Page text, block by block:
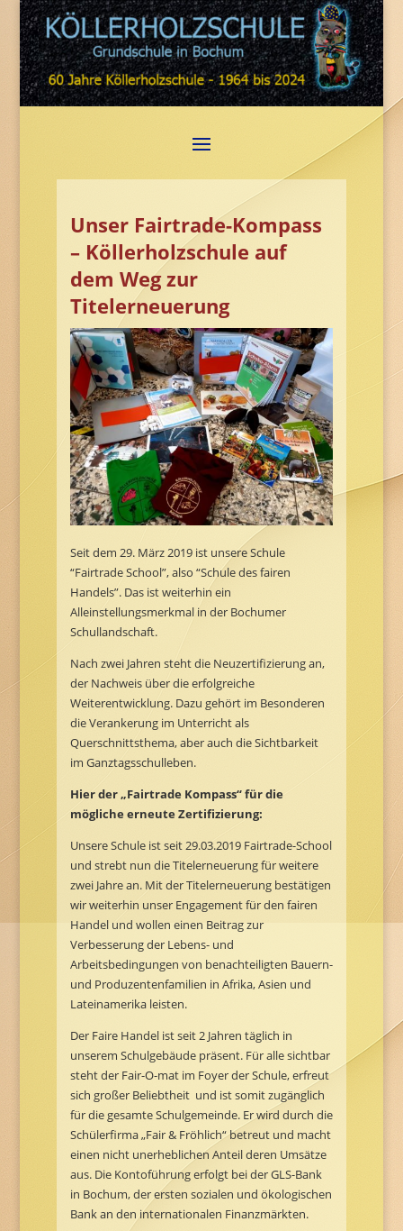
Unser Fairtrade-Kompass
– Köllerholzschule auf
dem Weg zur
Titelerneuerung
Seit dem 29. März 2019 ist unsere Schule
“Fairtrade School”, also “Schule des fairen
Handels”. Das ist weiterhin ein
Alleinstellungsmerkmal in der Bochumer
Schullandschaft.
Nach zwei Jahren steht die Neuzertifizierung an,
der Nachweis über die erfolgreiche
Weiterentwicklung. Dazu gehört im Besonderen
die Verankerung im Unterricht als
Querschnittsthema, aber auch die Sichtbarkeit
im Ganztagsschulleben.
Hier der „Fairtrade Kompass“ für die
mögliche erneute Zertifizierung:
Unsere Schule ist seit 29.03.2019 Fairtrade-School
und strebt nun die Titelerneuerung für weitere
zwei Jahre an. Mit der Titelerneuerung bestätigen
wir weiterhin unser Engagement für den fairen
Handel und wollen einen Beitrag zur
Verbesserung der Lebens- und
Arbeitsbedingungen von benachteiligten Bauern-
und Produzentenfamilien in Afrika, Asien und
Lateinamerika leisten.
Der Faire Handel ist seit 2 Jahren täglich in
unserem Schulgebäude präsent. Für alle sichtbar
steht der Fair-O-mat im Foyer der Schule, erfreut
sich großer Beliebtheit und ist somit zugänglich
für die gesamte Schulgemeinde. Er wird durch die
Schülerfirma „Fair & Fröhlich“ betreut und macht
einen nicht unerheblichen Anteil deren Umsätze
aus. Die Kontoführung erfolgt bei der GLS-Bank
in Bochum, der ersten sozialen und ökologischen
Bank an den internationalen Finanzmärkten.